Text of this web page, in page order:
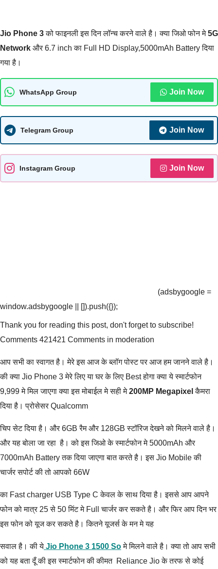
Jio Phone 3को फाइनली इस दिन लॉन्च करने वाले है। क्या जिओ फोन मे5G
Network और 6.7 inch का Full HD Display,5000mAh Battery दिया
गया है।
WhatsApp Group Join Now
Telegram Group Join Now
Instagram Group Join Now
(adsbygoogle =
window.adsbygoogle || []).push({});
Thank you for reading this post, don't forget to subscribe!
Comments 421421 Comments in moderation
आप सभी का स्वागत है। मेरे इस आज के ब्लॉग पोस्ट पर आज हम जानने वाले है।
की क्या Jio Phone 3 मेरे लिए या घर के लिए Best होगा क्या ये स्मार्टफोन
9,999 मे मिल जाएगा क्या इस मोबाईल मे सही मे200MP Megapixelकैमरा
दिया है। प्रोसेसर Qualcomm
चिप सेट दिया है। और 6GB रैम और 128GB स्टॉरिज देखने को मिलने वाले है।
और यह बोला जा रहा है। को इस जिओ के स्मार्टफोन मे 5000mAh और
7000mAh Battery तक दिया जाएगा बात करते है। इस Jio Mobile की
चार्जर सपोर्ट की तो आपको 66W
का Fast charger USB Type C केवल के साथ दिया है। इससे आप आपने
फोन को मात्र 25 से 50 मिंट मे Full चार्जर कर सकते है। और फिर आप दिन भर
इस फोन को यूज कर सकते है। कितने यूजर्स के मन मे यह
सवाल है। की ये Jio Phone 3 1500 Soमे मिलने वाले है। क्या तो आप सभी
को यह बता दूँ की इस स्मार्टफोन की कीमत Reliance Jio के तरफ से कोई